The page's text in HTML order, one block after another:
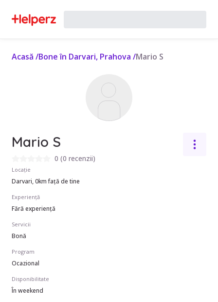
Acasă /Bone în Darvari, Prahova /Mario S
Mario S
0 (0 recenzii)
Locație
Darvari, 0km față de tine
Experiență
Fără experiență
Servicii
Bonă
Program
Ocazional
Disponibilitate
În weekend